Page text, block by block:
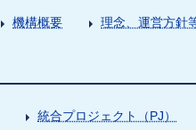
機構概要 理念、運営方針
統合プロジェクト（PJ）